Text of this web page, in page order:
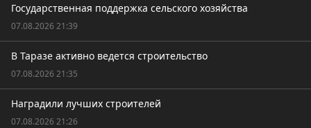
Государственная поддержка сельского хозяйства
07.08.2026 21:39
В Таразе активно ведется строительство
07.08.2026 21:35
Наградили лучших строителей
07.08.2026 21:26